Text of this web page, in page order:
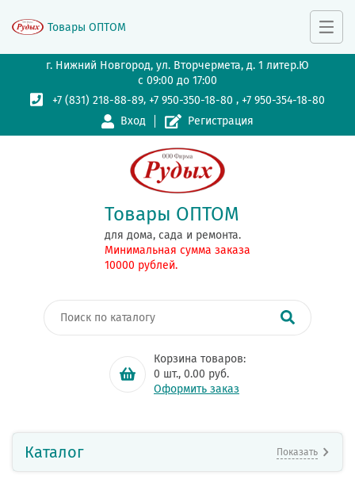
г. Нижний Новгород, ул. Вторчермета, д. 1 литер.Ю
с 09:00 до 17:00
+7 (831) 218-88-89,+7 950-350-18-80 ,+7 950-354-18-80
Вход
Регистрация
Товары ОПТОМ
для дома, сада и ремонта.
Минимальная сумма заказа
10000 рублей.
Корзина товаров:
0 шт., 0.00 руб.
Оформить заказ
Товары ОПТОМ
Каталог Показать